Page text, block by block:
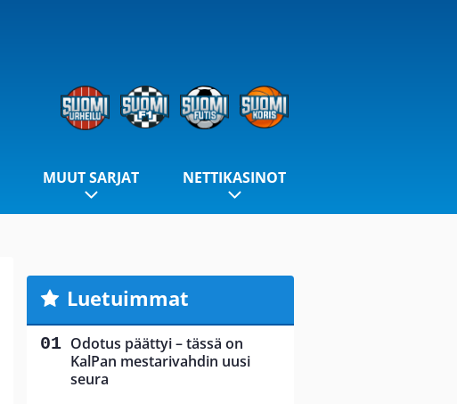
MUUT SARJAT NETTIKASINOT
Luetuimmat
Odotus päättyi – tässä on
KalPan mestarivahdin uusi
seura